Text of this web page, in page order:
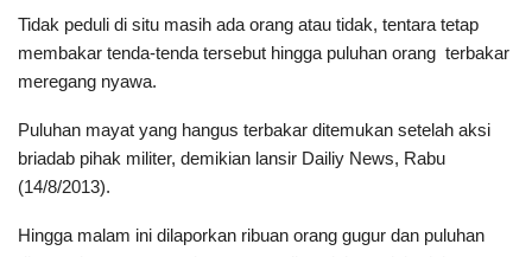
Tidak peduli di situ masih ada orang atau tidak, tentara tetap
membakar tenda-tenda tersebut hingga puluhan orang terbakar
meregang nyawa.
Puluhan mayat yang hangus terbakar ditemukan setelah aksi
briadab pihak militer, demikian lansir Dailiy News, Rabu
(14/8/2013).
Hingga malam ini dilaporkan ribuan orang gugur dan puluhan